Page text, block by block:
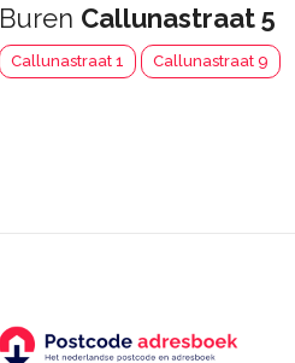
Buren Callunastraat 5
Callunastraat 1 Callunastraat 9